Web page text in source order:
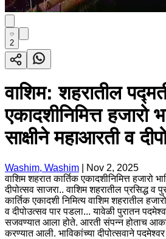
2
वाशिम: शहरातील
एकादशीनिमित्त हजारो
साक्षीने महाआरती व
Washim, Washim
Nov 2, 2025
वाशिम शहरात कार्तिक एकादशीनिमित्त हजारो
दीपोत्सव साजरा.. वाशिम शहरातील प्रसिद्ध व
कार्तिक एकादशी निमित्य वाशिम शहरातील
व दीपोउत्सव पार पडला... यावेळी पुरातन
सजवण्यात आला होते. आरती संपन्न होताच
करण्यात आली. भाविकांच्या दीपोत्सवाने